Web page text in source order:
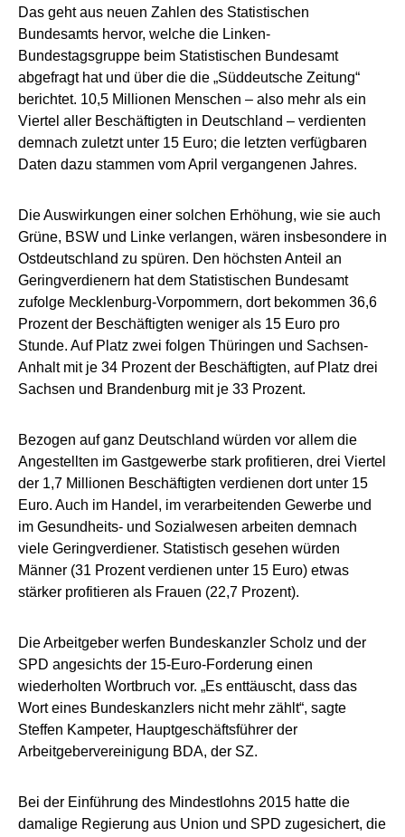
Das geht aus neuen Zahlen des Statistischen
Bundesamts hervor, welche die Linken-
Bundestagsgruppe beim Statistischen Bundesamt
abgefragt hat und über die die „Süddeutsche Zeitung“
berichtet. 10,5 Millionen Menschen – also mehr als ein
Viertel aller Beschäftigten in Deutschland – verdienten
demnach zuletzt unter 15 Euro; die letzten verfügbaren
Daten dazu stammen vom April vergangenen Jahres.
Die Auswirkungen einer solchen Erhöhung, wie sie auch
Grüne, BSW und Linke verlangen, wären insbesondere in
Ostdeutschland zu spüren. Den höchsten Anteil an
Geringverdienern hat dem Statistischen Bundesamt
zufolge Mecklenburg-Vorpommern, dort bekommen 36,6
Prozent der Beschäftigten weniger als 15 Euro pro
Stunde. Auf Platz zwei folgen Thüringen und Sachsen-
Anhalt mit je 34 Prozent der Beschäftigten, auf Platz drei
Sachsen und Brandenburg mit je 33 Prozent.
Bezogen auf ganz Deutschland würden vor allem die
Angestellten im Gastgewerbe stark profitieren, drei Viertel
der 1,7 Millionen Beschäftigten verdienen dort unter 15
Euro. Auch im Handel, im verarbeitenden Gewerbe und
im Gesundheits- und Sozialwesen arbeiten demnach
viele Geringverdiener. Statistisch gesehen würden
Männer (31 Prozent verdienen unter 15 Euro) etwas
stärker profitieren als Frauen (22,7 Prozent).
Die Arbeitgeber werfen Bundeskanzler Scholz und der
SPD angesichts der 15-Euro-Forderung einen
wiederholten Wortbruch vor. „Es enttäuscht, dass das
Wort eines Bundeskanzlers nicht mehr zählt“, sagte
Steffen Kampeter, Hauptgeschäftsführer der
Arbeitgebervereinigung BDA, der SZ.
Bei der Einführung des Mindestlohns 2015 hatte die
damalige Regierung aus Union und SPD zugesichert, die